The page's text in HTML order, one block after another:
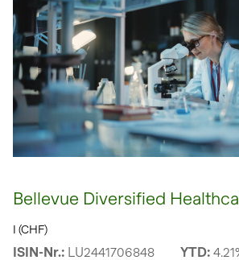
Bellevue Diversified
I (CHF)
ISIN-Nr.: LU2441706848 YTD: